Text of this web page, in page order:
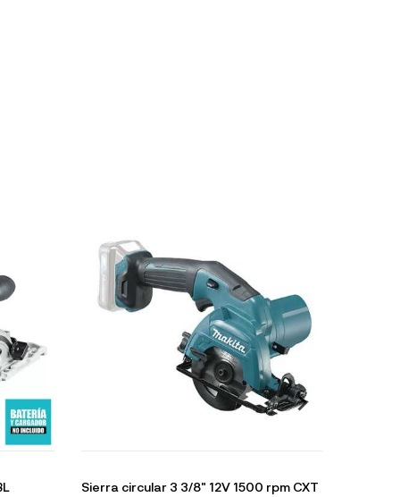
Sierra circular 3 3/8" 12V 1500 rpm CXT